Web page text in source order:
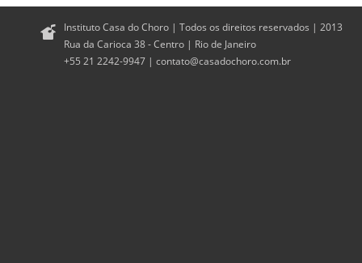
Instituto Casa do Choro | Todos os direitos reservados | 2013
Rua da Carioca 38 - Centro | Rio de Janeiro
+55 21 2242-9947 | contato@casadochoro.com.br